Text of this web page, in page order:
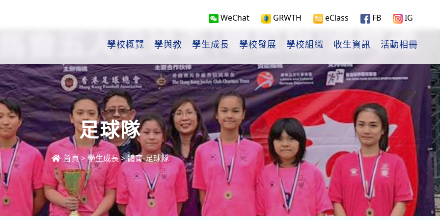
WeChat GRWTH eClass FB IG
學校概覽 學與教 學生成長 學校發展 學校組織 收生資訊 活動相冊
足球隊
首頁>學生成長>體育-足球隊